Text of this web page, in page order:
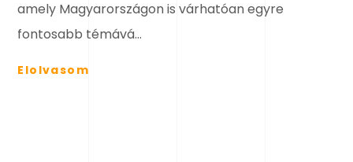
amely Magyarországon is várhatóan egyre
fontosabb témává...
Elolvasom